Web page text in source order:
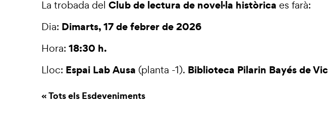
La trobada del Club de lectura de novel·la històrica es farà:
Dia: Dimarts, 17 de febrer de 2026
Hora: 18:30 h.
Lloc: Espai Lab Ausa (planta -1). Biblioteca Pilarin Bayés de Vic
« Tots els Esdeveniments